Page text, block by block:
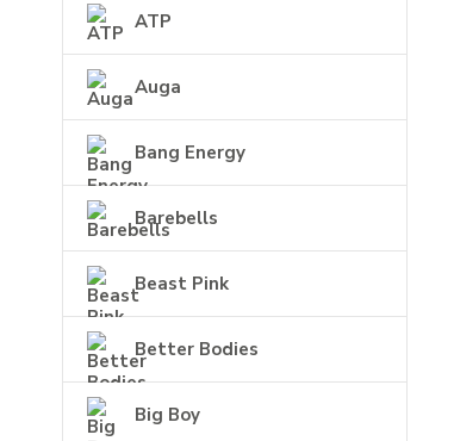
ATP
Auga
Bang Energy
Barebells
Beast Pink
Better Bodies
Big Boy